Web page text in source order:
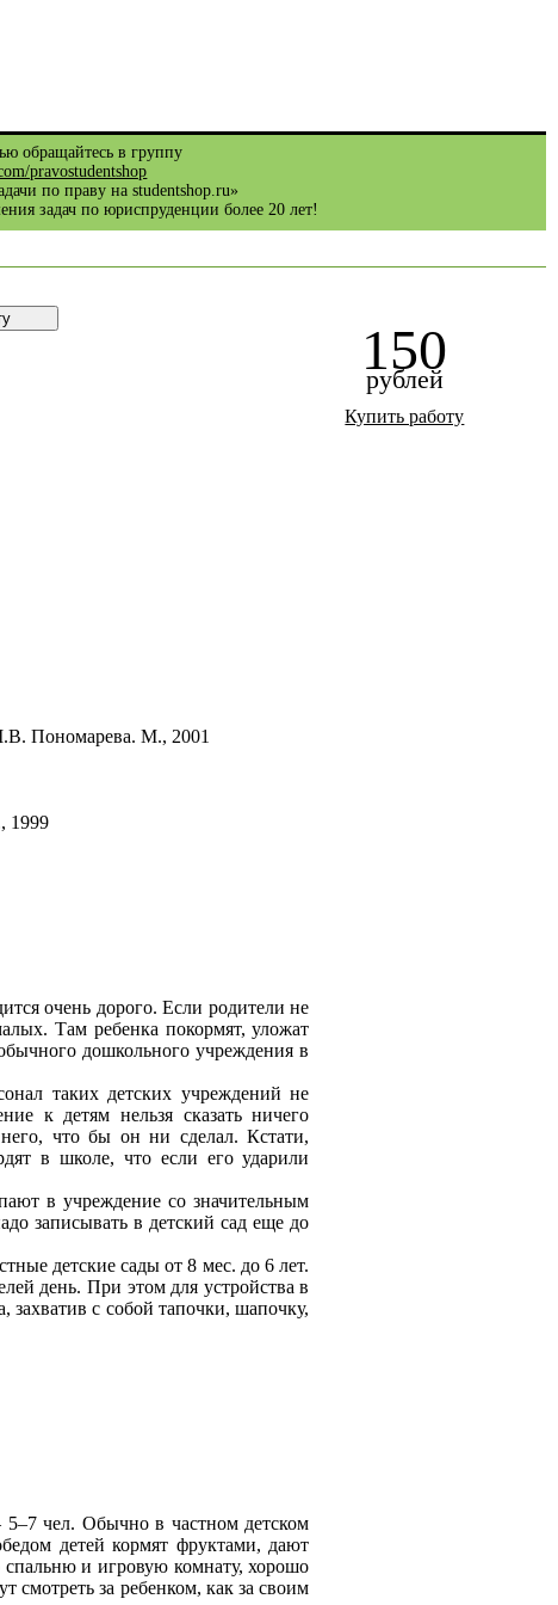
обращайтесь в группу
pravostudentshop
по праву на studentshop.ru»
задач по юриспруденции более 20 лет!
Пономарева. М., 2001
1999
очень дорого. Если родители не
Там ребенка покормят, уложат
дошкольного учреждения в
таких детских учреждений не
к детям нельзя сказать ничего
что бы он ни сделал. Кстати,
в школе, что если его ударили
в учреждение со значительным
записывать в детский сад еще до
детские сады от 8 мес. до 6 лет.
день. При этом для устройства в
захватив с собой тапочки, шапочку,
чел. Обычно в частном детском
детей кормят фруктами, дают
и игровую комнату, хорошо
смотреть за ребенком, как за своим
150
рублей